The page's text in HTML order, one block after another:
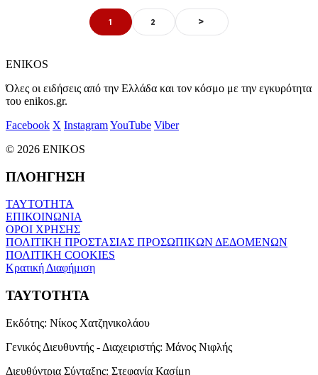
1 2 >
ENIKOS
Όλες οι ειδήσεις από την Ελλάδα και τον κόσμο με την εγκυρότητα
του enikos.gr.
Facebook X InstagramYouTube Viber
© 2026 ENIKOS
ΠΛΟΗΓΗΣΗ
ΤΑΥΤΟΤΗΤΑ
ΕΠΙΚΟΙΝΩΝΙΑ
ΟΡΟΙ ΧΡΗΣΗΣ
ΠΟΛΙΤΙΚΗ ΠΡΟΣΤΑΣΙΑΣ ΠΡΟΣΩΠΙΚΩΝ ΔΕΔΟΜΕΝΩΝ
ΠΟΛΙΤΙΚΗ COOKIES
Κρατική Διαφήμιση
ΤΑΥΤΟΤΗΤΑ
Εκδότης: Νίκος Χατζηνικολάου
Γενικός Διευθυντής - Διαχειριστής: Μάνος Νιφλής
Διευθύντρια Σύνταξης: Στεφανία Κασίμη